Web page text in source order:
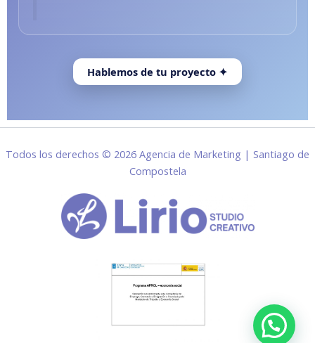
Hablemos de tu proyecto ✦
Hablemos de tu proyecto
Cuéntanos en qué podemos ayudarte — te respondemos en
menos de 24h
Todos los derechos © 2026 Agencia de Marketing | Santiago de
Compostela